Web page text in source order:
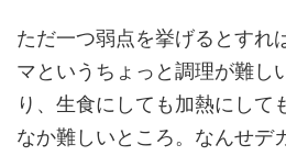
ただ一つ弱点を挙げるとすれ
マというちょっと調理が難し
り、生食にしても加熱にして
なか難しいところ。なんせデ